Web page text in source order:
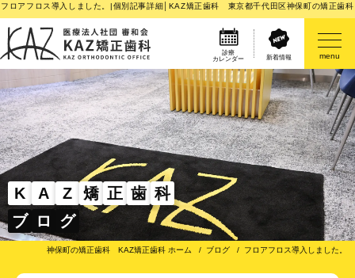
フロアフロス導入しました。|個別記事詳細│KAZ矯正歯科 東京都千代田区神保町の矯正歯科
診療
カレンダー
新着情報 menu
K A Z 矯 正 歯 科
ブ ロ グ
神保町の矯正歯科 KAZ矯正歯科 ホーム ブログ フロアフロス導入しました。
医院案内
矯正歯科治療のご案内
矯正装置のご紹介
その他